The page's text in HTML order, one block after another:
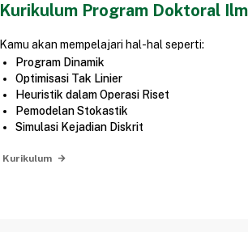
Kurikulum Program Doktoral
Kamu akan mempelajari hal-hal seperti:
Program Dinamik
Optimisasi Tak Linier
Heuristik dalam Operasi Riset
Pemodelan Stokastik
Simulasi Kejadian Diskrit
Kurikulum